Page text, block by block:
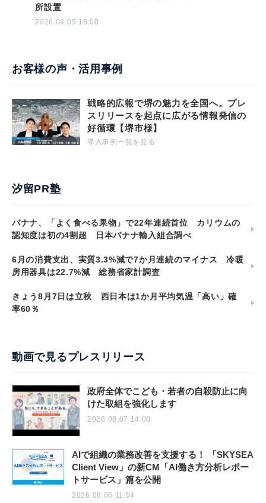
所設置
2026.08.05 16:00
お客様の声・活用事例
戦略的広報で堺の魅力を全国へ。プレ
スリリースを起点に広がる情報発信の
好循環【堺市様】
導入事例一覧を見る
汐留PR塾
バナナ、「よく食べる果物」で22年連続首位 カリウムの
認知度は初の4割超 日本バナナ輸入組合調べ
6月の消費支出、実質3.3%減で7か月連続のマイナス 冷暖
房用器具は22.7%減 総務省家計調査
きょう8月7日は立秋 西日本は1か月平均気温「高い」確
率60％
動画で見るプレスリリース
政府全体でこども・若者の自殺防止に向
けた取組を強化します
2026.08.07 14:00
AIで組織の業務改善を支援する！ 「SKYSEA
Client View」の新CM「AI働き方分析レポー
トサービス」篇を公開
2026.08.06 11:04